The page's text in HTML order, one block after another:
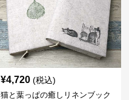
¥4,720 (税込)
猫と葉っぱの癒しリネンブック